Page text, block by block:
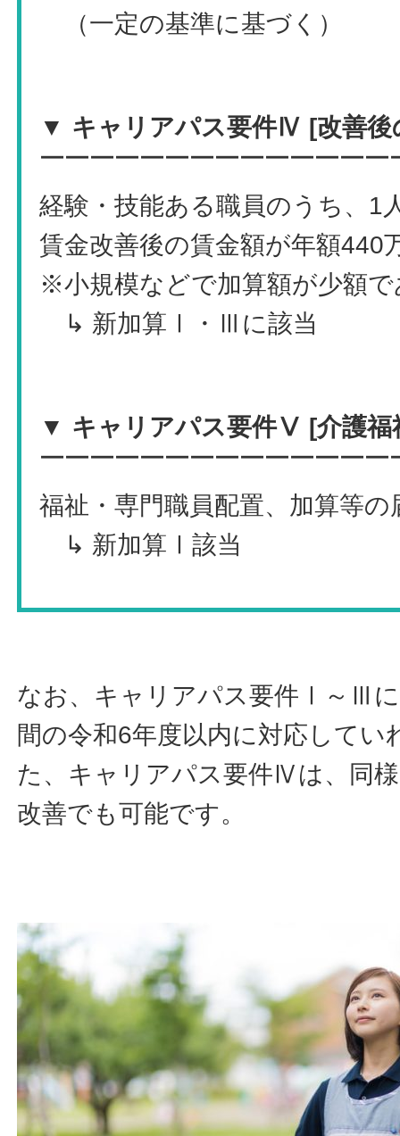
（一定の基準に基づく）
▼ キャリアパス要件Ⅳ [改善後
￣￣￣￣￣￣￣￣￣￣￣￣￣￣
経験・技能ある職員のうち、1
賃金改善後の賃金額が年額440
※小規模などで加算額が少額
↳ 新加算Ⅰ・Ⅲに該当
▼ キャリアパス要件Ⅴ [介護福
￣￣￣￣￣￣￣￣￣￣￣￣￣￣
福祉・専門職員配置、加算等
↳ 新加算Ⅰ該当
なお、キャリアパス要件Ⅰ～Ⅲ
間の令和6年度以内に対応して
た、キャリアパス要件Ⅳは、同
改善でも可能です。